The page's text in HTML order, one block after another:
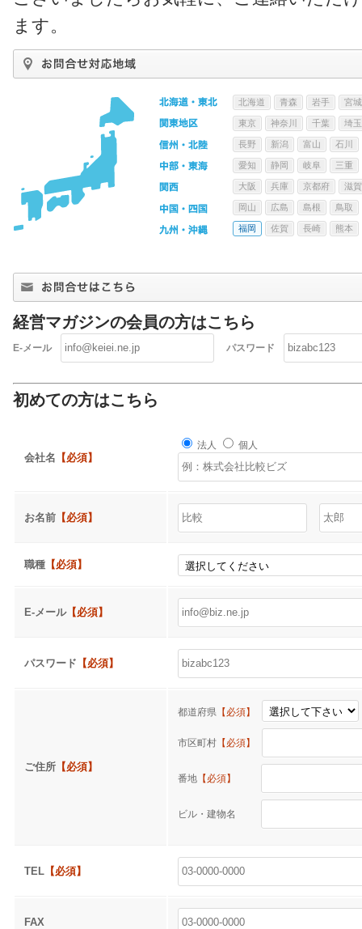
ます。
北海道 青森 岩手 宮城
東京 神奈川 千葉 埼玉
長野 新潟 富山 石川
愛知 静岡 岐阜 三重
大阪 兵庫 京都府 滋賀
岡山 広島 島根 鳥取
福岡 佐賀 長崎 熊本
経営マガジンの会員の方はこちら
E-メール パスワード
初めての方はこちら
会社名 【必須】
法人 個人
お名前 【必須】
職種 【必須】
E-メール【必須】
パスワード 【必須】
ご住所 【必須】
都道府県 【必須】
市区町村 【必須】
番地 【必須】
ビル・建物名
TEL 【必須】
FAX